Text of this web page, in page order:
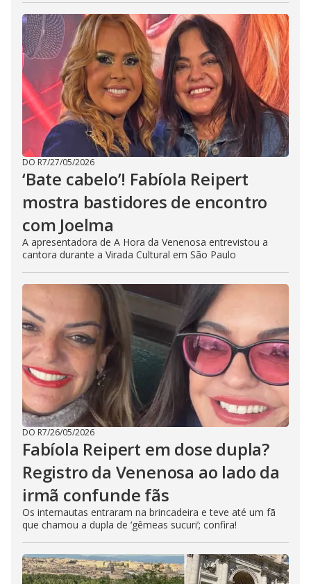
DO R7/27/05/2026
‘Bate cabelo’! Fabíola Reipert
mostra bastidores de encontro
com Joelma
A apresentadora de A Hora da Venenosa entrevistou a
cantora durante a Virada Cultural em São Paulo
DO R7/26/05/2026
Fabíola Reipert em dose dupla?
Registro da Venenosa ao lado da
irmã confunde fãs
Os internautas entraram na brincadeira e teve até um fã
que chamou a dupla de ‘gêmeas sucuri’; confira!